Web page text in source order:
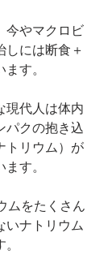
今やマクロビ
しには断食＋
す。
現代人は体内
パクの抱き込
トリウム）が
す。
ムをたくさん
いナトリウム